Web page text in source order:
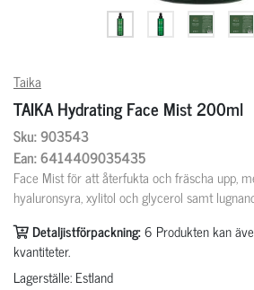
Taika
TAIKA Hydrating Face Mist 200ml
Sku: 903543
Ean: 6414409035435
Face Mist för att återfukta och fräscha upp,
hyaluronsyra, xylitol och glycerol samt
Detaljistförpackning:6 Produkten kan
kvantiteter.
Lagerställe: Estland